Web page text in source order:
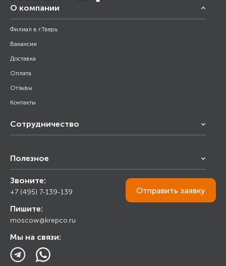
О компании
Филиал в г.Тверь
Вакансии
Доставка
Оплата
Отзывы
Контакты
Сотрудничество
Снабжение строительства
Торговым организациям
Полезное
Калькулятор
Прайс лист
Ответы на вопросы
Блог
Звоните:
+7 (495) 7-139-139
Пишите:
moscow@krepco.ru
Мы на связи:
Отправить заявку